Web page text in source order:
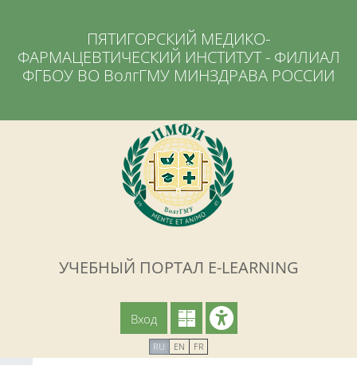
ПЯТИГОРСКИЙ МЕДИКО-
ФАРМАЦЕВТИЧЕСКИЙ ИНСТИТУТ - ФИЛИАЛ
ФГБОУ ВО ВолгГМУ МИНЗДРАВА РОССИИ
УЧЕБНЫЙ ПОРТАЛ E-LEARNING
Вход
RU EN FR